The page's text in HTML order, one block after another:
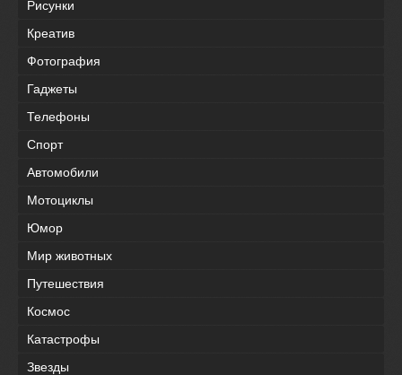
Рисунки
Креатив
Фотография
Гаджеты
Телефоны
Спорт
Автомобили
Мотоциклы
Юмор
Мир животных
Путешествия
Космос
Катастрофы
Звезды